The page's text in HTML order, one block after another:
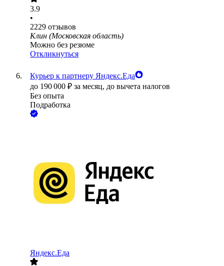
3.9
•
2229 отзывов
Клин (Московская область)
Можно без резюме
Откликнуться
Курьер к партнеру Яндекс.Еда
до 190 000 ₽ за месяц, до вычета налогов
Без опыта
Подработка
Яндекс.Еда